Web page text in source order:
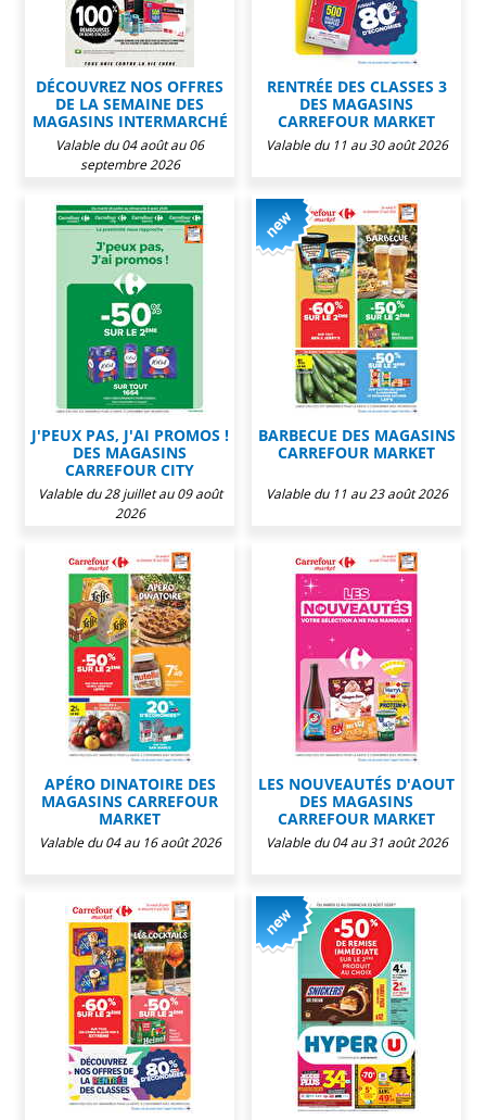
DÉCOUVREZ NOS OFFRES
DE LA SEMAINE DES
MAGASINS INTERMARCHÉ
Valable du 04 août au 06
septembre 2026
RENTRÉE DES CLASSES 3
DES MAGASINS
CARREFOUR MARKET
Valable du 11 au 30 août 2026
J'PEUX PAS, J'AI PROMOS !
DES MAGASINS
CARREFOUR CITY
Valable du 28 juillet au 09 août
2026
BARBECUE DES MAGASINS
CARREFOUR MARKET
Valable du 11 au 23 août 2026
APÉRO DINATOIRE DES
MAGASINS CARREFOUR
MARKET
Valable du 04 au 16 août 2026
LES NOUVEAUTÉS D'AOUT
DES MAGASINS
CARREFOUR MARKET
Valable du 04 au 31 août 2026